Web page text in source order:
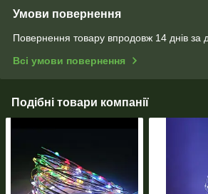
Умови повернення
Повернення товару впродовж 14 днів за
Всі умови повернення
Подібні товари компанії